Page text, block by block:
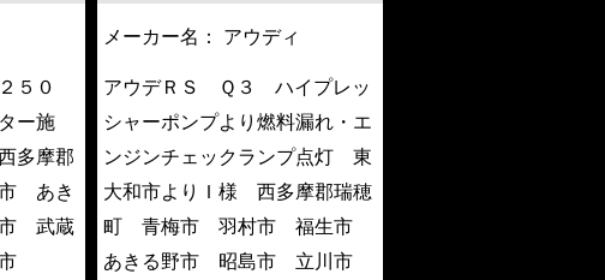
５０
ー施
多摩郡
あき
武蔵
メーカー名： アウディ
アウデＲＳ Ｑ３ ハイプレッ
シャーポンプより燃料漏れ・エ
ンジンチェックランプ点灯 東
大和市よりＩ様 西多摩郡瑞穂
町 青梅市 羽村市 福生市
あきる野市 昭島市 立川市